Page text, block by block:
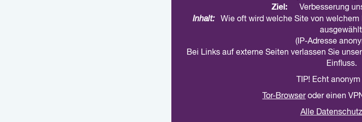
Ziel: Verbesserung
Inhalt: Wie oft wird welche Site von
(IP-Adresse
Bei Links auf externe Seiten verlassen Sie
Einfluss.
TIP! Echt
Tor-Browseroder einen
Alle